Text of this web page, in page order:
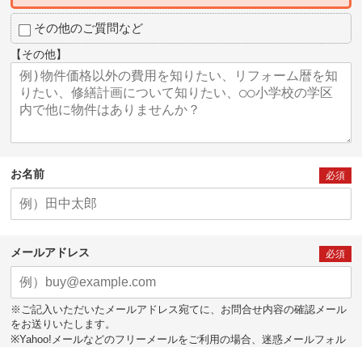
その他のご質問など
【その他】
お名前 必須
メールアドレス 必須
※ご記入いただいたメールアドレス宛てに、お問合せ内容の確認メール
をお送りいたします。
※Yahoo!メールなどのフリーメールをご利用の場合、迷惑メールフォル